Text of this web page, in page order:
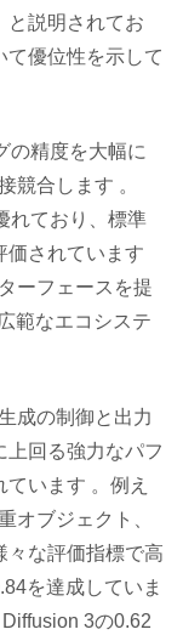
と説明されてお
て優位性を示して
の精度を大幅に
競合します 。
れており、標準
価されています
ーフェースを提
範なエコシステ
成の制御と出力
上回る強力なパフ
います 。例え
オブジェクト、
々な評価指標で高
を達成していま
3の0.62